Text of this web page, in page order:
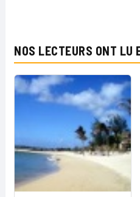
NOS LECTEURS ONT LU